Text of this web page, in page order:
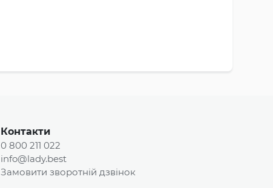
Контакти
0 800 211 022
info@lady.best
Замовити зворотній дзвінок